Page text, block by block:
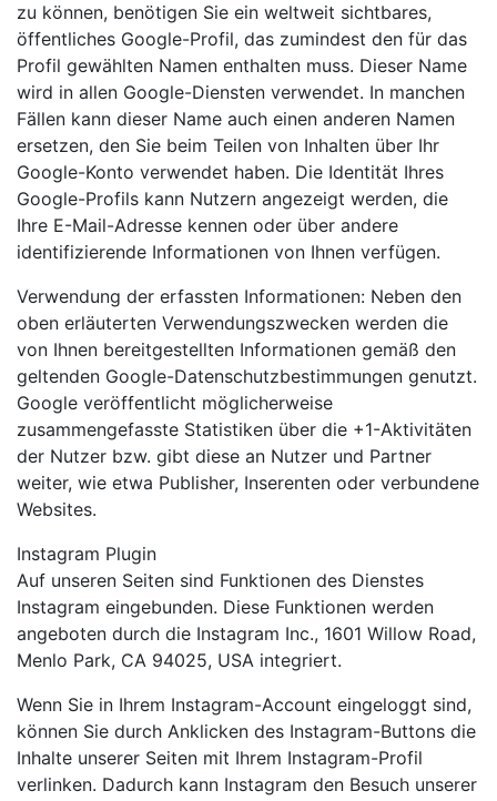
zu können, benötigen Sie ein weltweit sichtbares,
öffentliches Google-Profil, das zumindest den für das
Profil gewählten Namen enthalten muss. Dieser Name
wird in allen Google-Diensten verwendet. In manchen
Fällen kann dieser Name auch einen anderen Namen
ersetzen, den Sie beim Teilen von Inhalten über Ihr
Google-Konto verwendet haben. Die Identität Ihres
Google-Profils kann Nutzern angezeigt werden, die
Ihre E-Mail-Adresse kennen oder über andere
identifizierende Informationen von Ihnen verfügen.
Verwendung der erfassten Informationen: Neben den
oben erläuterten Verwendungszwecken werden die
von Ihnen bereitgestellten Informationen gemäß den
geltenden Google-Datenschutzbestimmungen genutzt.
Google veröffentlicht möglicherweise
zusammengefasste Statistiken über die +1-Aktivitäten
der Nutzer bzw. gibt diese an Nutzer und Partner
weiter, wie etwa Publisher, Inserenten oder verbundene
Websites.
Instagram Plugin
Auf unseren Seiten sind Funktionen des Dienstes
Instagram eingebunden. Diese Funktionen werden
angeboten durch die Instagram Inc., 1601 Willow Road,
Menlo Park, CA 94025, USA integriert.
Wenn Sie in Ihrem Instagram-Account eingeloggt sind,
können Sie durch Anklicken des Instagram-Buttons die
Inhalte unserer Seiten mit Ihrem Instagram-Profil
verlinken. Dadurch kann Instagram den Besuch unserer